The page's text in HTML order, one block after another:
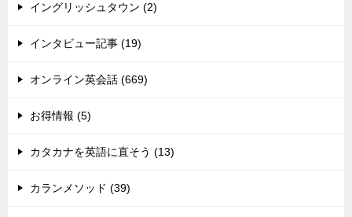
イングリッシュタウン (2)
インタビュー記事 (19)
オンライン英会話 (669)
お得情報 (5)
カタカナを英語に直そう (13)
カランメソッド (39)